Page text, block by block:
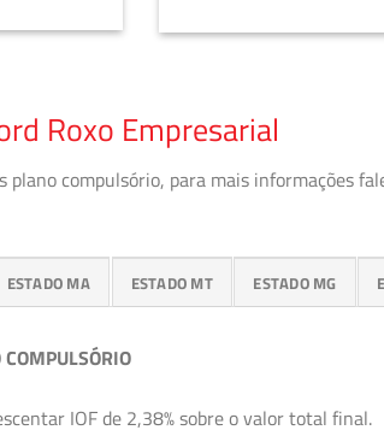
Roxo Empresarial
compulsório, para mais informações
ESTADO MA ESTADO MT ESTADO MG
IOF de 2,38% sobre o valor total final.